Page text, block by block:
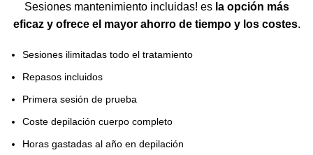
Sesiones mantenimiento incluidas! es la opción más
eficaz y ofrece el mayor ahorro de tiempo y los costes.
Sesiones ilimitadas todo el tratamiento
Repasos incluidos
Primera sesión de prueba
Coste depilación cuerpo completo
Horas gastadas al año en depilación